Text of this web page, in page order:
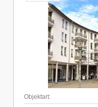
Objektart: